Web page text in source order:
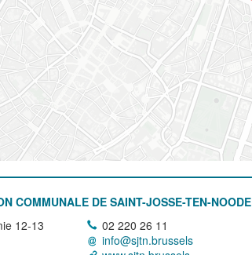
COMMUNALE DE SAINT-JOSSE-TEN-NOODE
12-13
02 220 26 11
info@sjtn.brussels